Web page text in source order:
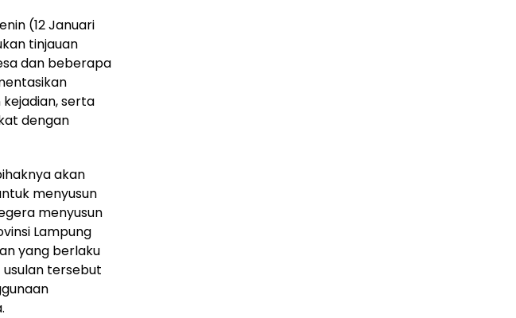
(12 Januari
tinjauan
dan beberapa
serta
dengan
akan
menyusun
menyusun
Lampung
yang berlaku
tersebut